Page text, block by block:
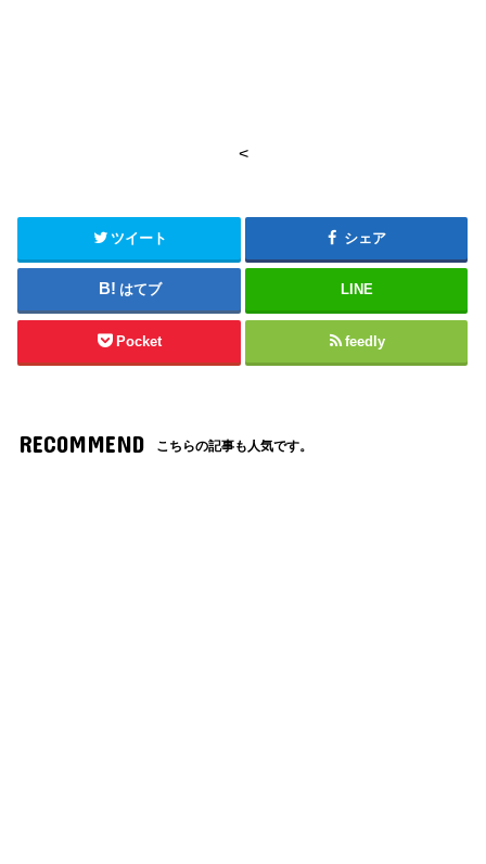
<
ツイート シェア
はてブ LINE
Pocket feedly
RECOMMEND こちらの記事も人気です。